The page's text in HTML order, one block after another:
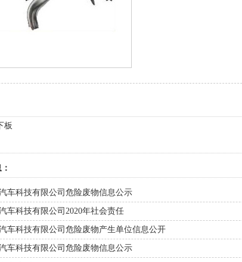
板
车科技有限公司危险废物信息公示
车科技有限公司2020年社会责任
车科技有限公司危险废物产生单位信息公开
车科技有限公司危险废物信息公示